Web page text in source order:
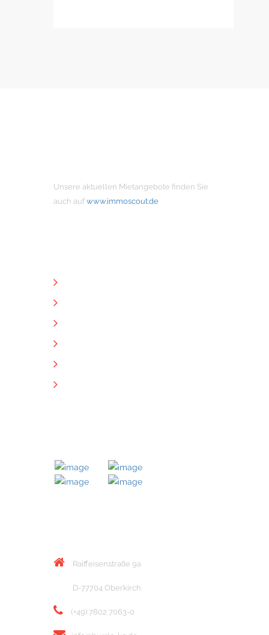
Unsere aktuellen Mietangebote finden Sie
auch auf www.immoscout.de
Raiffeisenstraße 9a
D-77704 Oberkirch
(+49) 7802 7063-0